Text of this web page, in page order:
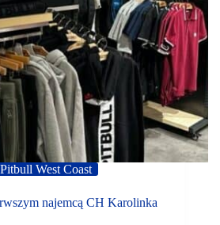
Pitbull West Coast
najemcą CH Karolinka